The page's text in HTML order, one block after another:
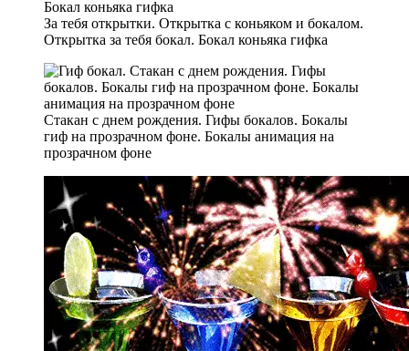
За тебя открытки. Открытка с коньяком и бокалом.
Открытка за тебя бокал. Бокал коньяка гифка
Стакан с днем рождения. Гифы бокалов. Бокалы
гиф на прозрачном фоне. Бокалы анимация на
прозрачном фоне